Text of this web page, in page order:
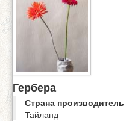
Гербера
Страна производитель
Тайланд